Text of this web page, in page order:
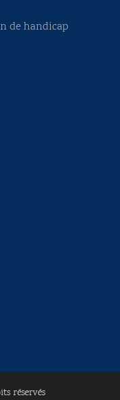
de handicap
réservés